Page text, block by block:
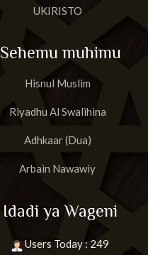
UKIRISTO
Sehemu muhimu
Hisnul Muslim
Riyadhu Al Swalihina
Adhkaar (Dua)
Arbain Nawawiy
Idadi ya Wageni
Users Today : 249